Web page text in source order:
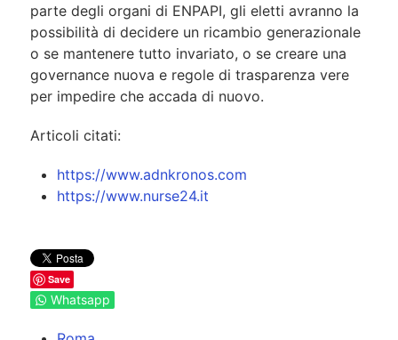
parte degli organi di ENPAPI, gli eletti avranno la
possibilità di decidere un ricambio generazionale
o se mantenere tutto invariato, o se creare una
governance nuova e regole di trasparenza vere
per impedire che accada di nuovo.
Articoli citati:
https://www.adnkronos.com
https://www.nurse24.it
Save
Whatsapp